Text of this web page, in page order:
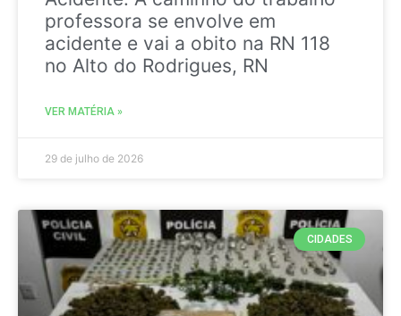
professora se envolve em
acidente e vai a obito na RN 118
no Alto do Rodrigues, RN
VER MATÉRIA »
29 de julho de 2026
CIDADES